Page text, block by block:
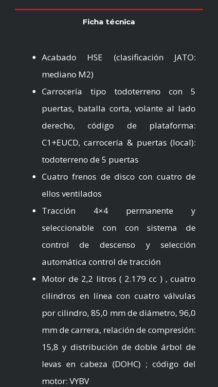
Ficha técnica
Acabado HSE (clasificación JATO:
mediano M2)
Carrocería tipo todoterreno con 5
puertas, batalla corta, volante al lado
derecho, código de plataforma:
C1+EUCD, carrocería & puertas (local):
todoterreno de 5 puertas
Cuatro frenos de disco con cuatro de
ellos ventilados
Tracción 4×4 permanente y
seleccionable con con sistema de
control de descenso y selección
automática control de tracción
Motor de 2,2 litros ( 2.179 cc ) , cuatro
cilindros en línea con cuatro válvulas
por cilindro, 85,0 mm de diámetro, 96,0
mm de carrera, relación de compresión:
15,8 y distribución de doble árbol de
levas en cabeza (DOHC) ; código del
motor: VYBV